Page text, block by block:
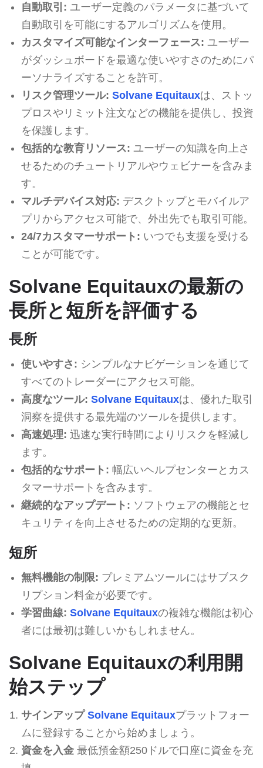
自動取引: ユーザー定義のパラメータに基づいて
自動取引を可能にするアルゴリズムを使用。
カスタマイズ可能なインターフェース: ユーザー
がダッシュボードを最適な使いやすさのためにパ
ーソナライズすることを許可。
リスク管理ツール: Solvane Equitauxは、ストッ
プロスやリミット注文などの機能を提供し、投資
を保護します。
包括的な教育リソース: ユーザーの知識を向上さ
せるためのチュートリアルやウェビナーを含みま
す。
マルチデバイス対応: デスクトップとモバイルア
プリからアクセス可能で、外出先でも取引可能。
24/7カスタマーサポート: いつでも支援を受ける
ことが可能です。
Solvane Equitauxの最新の
長所と短所を評価する
長所
使いやすさ: シンプルなナビゲーションを通じて
すべてのトレーダーにアクセス可能。
高度なツール: Solvane Equitauxは、優れた取引
洞察を提供する最先端のツールを提供します。
高速処理: 迅速な実行時間によりリスクを軽減し
ます。
包括的なサポート: 幅広いヘルプセンターとカス
タマーサポートを含みます。
継続的なアップデート: ソフトウェアの機能とセ
キュリティを向上させるための定期的な更新。
短所
無料機能の制限: プレミアムツールにはサブスク
リプション料金が必要です。
学習曲線: Solvane Equitauxの複雑な機能は初心
者には最初は難しいかもしれません。
Solvane Equitauxの利用開
始ステップ
サインアップ Solvane Equitauxプラットフォー
ムに登録することから始めましょう。
資金を入金最低預金額250ドルで口座に資金を充